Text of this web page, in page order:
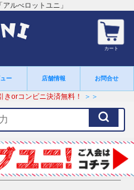
ルべロットユニ」
カート
ー 店舗情報 お問合せ
orコンビニ決済無料！ ＞＞